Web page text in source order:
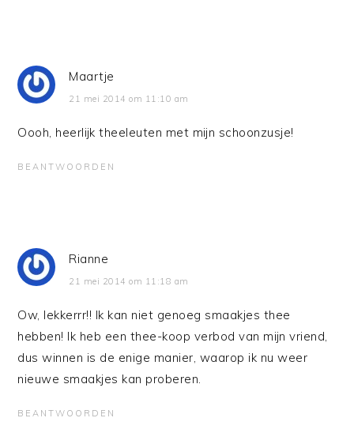
Maartje
21 mei 2014 om 11:10 am
Oooh, heerlijk theeleuten met mijn schoonzusje!
BEANTWOORDEN
Rianne
21 mei 2014 om 11:18 am
Ow, lekkerrr!! Ik kan niet genoeg smaakjes thee
hebben! Ik heb een thee-koop verbod van mijn vriend,
dus winnen is de enige manier, waarop ik nu weer
nieuwe smaakjes kan proberen.
BEANTWOORDEN